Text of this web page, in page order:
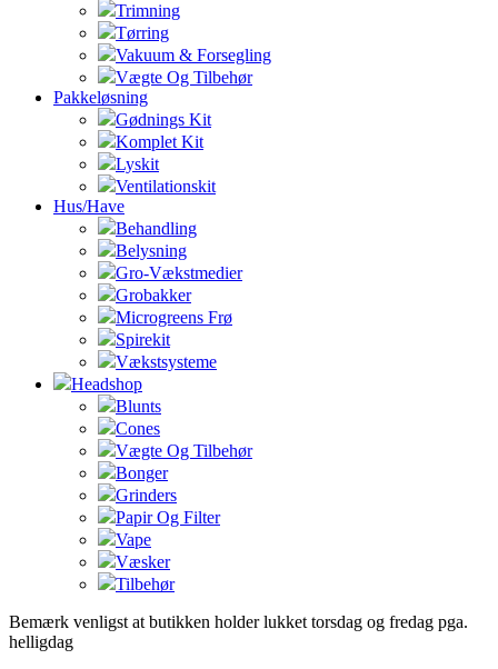
Trimning
Tørring
Vakuum & Forsegling
Vægte Og Tilbehør
Pakkeløsning
Gødnings Kit
Komplet Kit
Lyskit
Ventilationskit
Hus/Have
Behandling
Belysning
Gro-Vækstmedier
Grobakker
Microgreens Frø
Spirekit
Vækstsysteme
Headshop
Blunts
Cones
Vægte Og Tilbehør
Bonger
Grinders
Papir Og Filter
Vape
Væsker
Tilbehør
Bemærk venligst at butikken holder lukket torsdag og fredag pga.
helligdag